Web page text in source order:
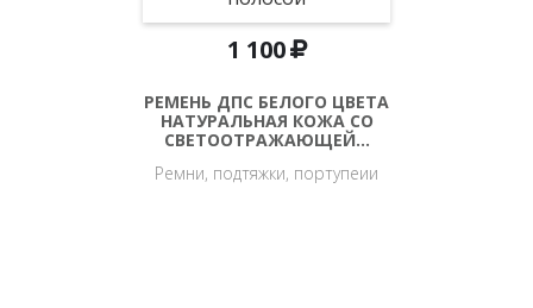
1 100
РЕМЕНЬ ДПС БЕЛОГО ЦВЕТА
НАТУРАЛЬНАЯ КОЖА СО
СВЕТООТРАЖАЮЩЕЙ…
Ремни, подтяжки, портупеии